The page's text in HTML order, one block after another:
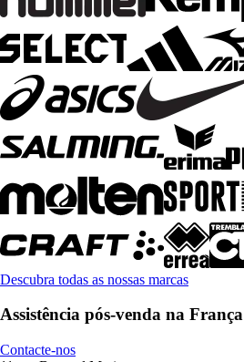
Descubra todas as nossas marcas
Assistência pós-venda na França
Contacte-nos